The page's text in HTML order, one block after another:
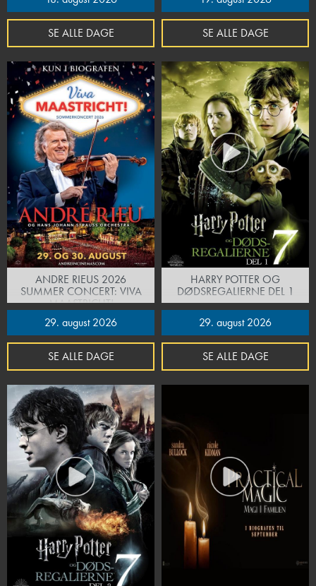
SE ALLE DAGE SE ALLE DAGE
ANDRE RIEUS 2026
SUMMER CONCERT: VIVA
MAASTRICHT!
29. august 2026
SE ALLE DAGE
HARRY POTTER OG
DØDSREGALIERNE DEL 1
29. august 2026
SE ALLE DAGE